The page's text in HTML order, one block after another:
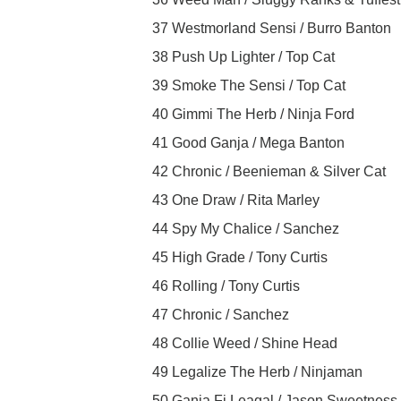
37 Westmorland Sensi / Burro Banton
38 Push Up Lighter / Top Cat
39 Smoke The Sensi / Top Cat
40 Gimmi The Herb / Ninja Ford
41 Good Ganja / Mega Banton
42 Chronic / Beenieman & Silver Cat
43 One Draw / Rita Marley
44 Spy My Chalice / Sanchez
45 High Grade / Tony Curtis
46 Rolling / Tony Curtis
47 Chronic / Sanchez
48 Collie Weed / Shine Head
49 Legalize The Herb / Ninjaman